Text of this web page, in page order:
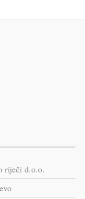
riječi d.o.o.